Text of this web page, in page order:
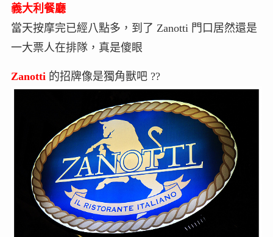
義大利餐廳
當天按摩完已經八點多，到了 Zanotti 門口居然還是
一大票人在排隊，真是傻眼
Zanotti的招牌像是獨角獸吧 ??